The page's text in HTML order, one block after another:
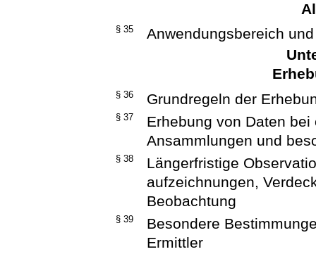
§ 35
Anwendungsbereich
§ 36 Grundregeln der
§ 37
Erhebung von Daten
Ansammlungen und
§ 38
Längerfristige
aufzeichnungen,
Beobachtung
§ 39
Besondere
Ermittler